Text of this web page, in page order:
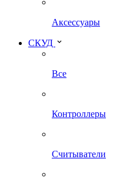
Аксессуары
СКУД
Все
Контроллеры
Считыватели